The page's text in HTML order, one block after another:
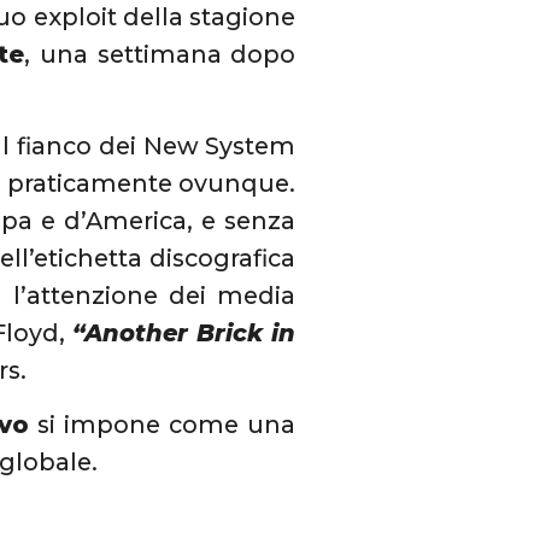
exploit della stagione
, una settimana dopo
fianco dei New System
praticamente ovunque.
e d’America, e senza
discografica
l’attenzione dei media
“Another Brick in
si impone come una